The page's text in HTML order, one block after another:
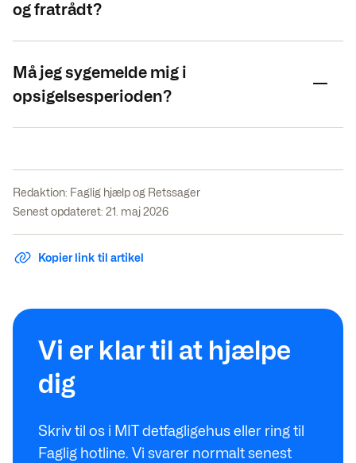
og fratrådt?
Må jeg sygemelde mig i
opsigelsesperioden?
Redaktion: Faglig hjælp og Retssager
Senest opdateret: 21. maj 2026
Kopier link til artikel
Vi er klar til at hjælpe
dig
Skriv til os i MIT detfagligehus eller ring til
Faglig hotline. Vi svarer normalt senest